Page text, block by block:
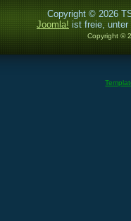
Copyright © 2026
Joomla! ist freie,
Copyright ©